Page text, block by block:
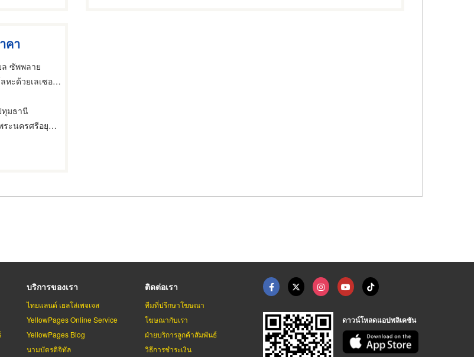
คา
ล ซัพพลาย
ะตูรั้ว,การปั๊มและตัดโลหะ
ทุมธานี
จังหวัดพระนครศรีอยุธยา
บริการของเรา
ไทยแลนด์ เยลโล่เพจเจส
YellowPages Online Service
YellowPages Blog
นามบัตรดิจิทัล
ติดต่อเรา
ทีมที่ปรึกษาโฆษณา
โฆษณากับเรา
ฝ่ายบริการลูกค้าสัมพันธ์
วิธีการชำระเงิน
ดาวน์โหลดแอปพลิเคชัน